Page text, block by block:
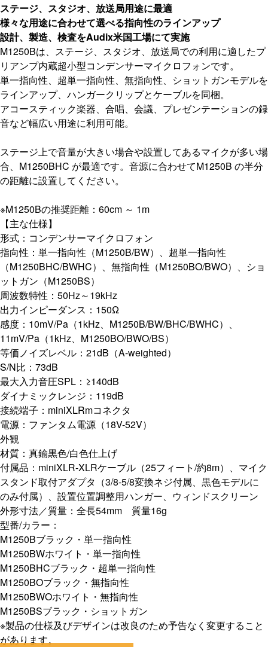
ステージ、スタジオ、放送局用途に最適
様々な用途に合わせて選べる指向性のラインアップ
設計、製造、検査をAudix米国工場にて実施
M1250Bは、ステージ、スタジオ、放送局での利用に適したプ
リアンプ内蔵超小型コンデンサーマイクロフォンです。
単一指向性、超単一指向性、無指向性、ショットガンモデルを
ラインアップ、ハンガークリップとケーブルを同梱。
アコースティック楽器、合唱、会議、プレゼンテーションの録
音など幅広い用途に利用可能。
ステージ上で音量が大きい場合や設置してあるマイクが多い場
合、M1250BHC が最適です。音源に合わせてM1250B の半分
の距離に設置してください。
※M1250Bの推奨距離：60cm ～ 1m
【主な仕様】
形式：コンデンサーマイクロフォン
指向性：単一指向性（M1250B/BW）、超単一指向性
（M1250BHC/BWHC）、無指向性（M1250BO/BWO）、ショ
ットガン（M1250BS）
周波数特性：50Hz～19kHz
出力インピーダンス：150Ω
感度：10mV/Pa（1kHz、M1250B/BW/BHC/BWHC）、
11mV/Pa（1kHz、M1250BO/BWO/BS）
等価ノイズレベル：21dB（A-weighted）
S/N比：73dB
最大入力音圧SPL：≥140dB
ダイナミックレンジ：119dB
接続端子：miniXLRmコネクタ
電源：ファンタム電源（18V-52V）
外観
材質：真鍮黒色/白色仕上げ
付属品：miniXLR-XLRケーブル（25フィート/約8m）、マイク
スタンド取付アダプタ（3/8-5/8変換ネジ付属、黒色モデルに
のみ付属）、設置位置調整用ハンガー、ウィンドスクリーン
外形寸法／質量：全長54mm 質量16g
型番/カラー：
M1250Bブラック・単一指向性
M1250BWホワイト・単一指向性
M1250BHCブラック・超単一指向性
M1250BOブラック・無指向性
M1250BWOホワイト・無指向性
M1250BSブラック・ショットガン
※製品の仕様及びデザインは改良のため予告なく変更すること
があります。